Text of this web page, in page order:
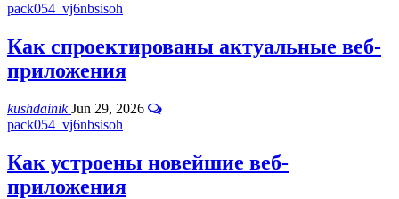
pack054_vj6nbsisoh
Как спроектированы актуальные веб-
приложения
kushdainikJun 29, 2026
pack054_vj6nbsisoh
Как устроены новейшие веб-
приложения